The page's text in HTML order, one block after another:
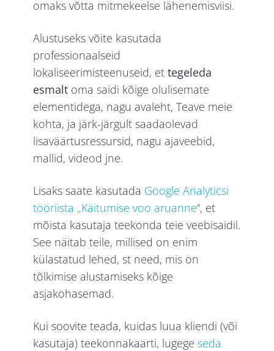
omaks võtta mitmekeelse lähenemisviisi.
Alustuseks võite kasutada
professionaalseid
lokaliseerimisteenuseid, et tegeleda
esmalt oma saidi kõige olulisemate
elementidega, nagu avaleht, Teave meie
kohta, ja järk-järgult saadaolevad
lisaväärtusressursid, nagu ajaveebid,
mallid, videod jne.
Lisaks saate kasutada Google Analyticsi
tööriista „Käitumise voo aruanne“, et
mõista kasutaja teekonda teie veebisaidil.
See näitab teile, millised on enim
külastatud lehed, st need, mis on
tõlkimise alustamiseks kõige
asjakohasemad.
Kui soovite teada, kuidas luua kliendi (või
kasutaja) teekonnakaarti, lugege seda